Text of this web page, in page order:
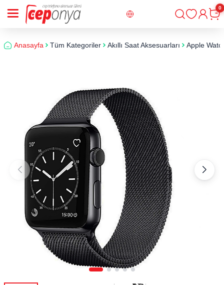
Giriş
0
Anasayfa Tüm Kategoriler Akıllı Saat Aksesuarları Apple